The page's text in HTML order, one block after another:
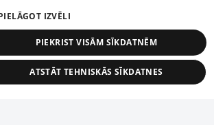
IZVĒLI
PIEKRIST VISĀM SĪKDATNĒM
ATSTĀT TEHNISKĀS SĪKDATNES